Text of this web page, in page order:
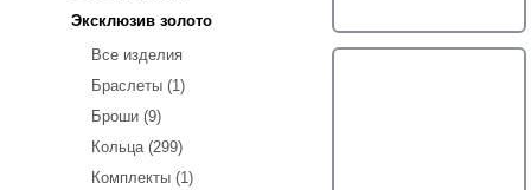
Эксклюзив золото
Все изделия
Браслеты (1)
Броши (9)
Кольца (299)
Комплекты (1)